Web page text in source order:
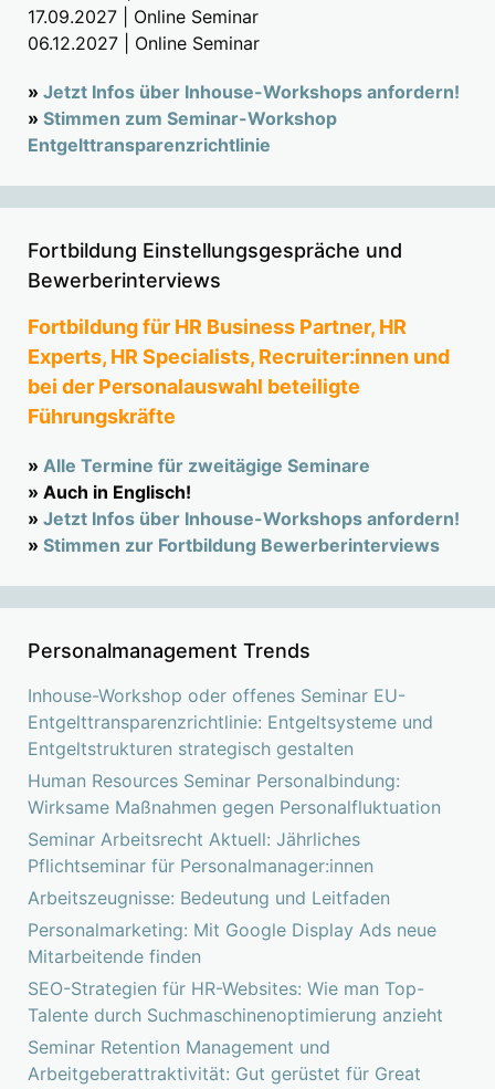
17.09.2027 | Online Seminar
06.12.2027 | Online Seminar
» Jetzt Infos über Inhouse-Workshops anfordern!
» Stimmen zum Seminar-Workshop
Entgelttransparenzrichtlinie
Fortbildung Einstellungsgespräche und
Bewerberinterviews
Fortbildung für HR Business Partner, HR
Experts, HR Specialists, Recruiter:innen und
bei der Personalauswahl beteiligte
Führungskräfte
» Alle Termine für zweitägige Seminare
» Auch in Englisch!
» Jetzt Infos über Inhouse-Workshops anfordern!
» Stimmen zur Fortbildung Bewerberinterviews
Personalmanagement Trends
Inhouse-Workshop oder offenes Seminar EU-
Entgelttransparenzrichtlinie: Entgeltsysteme und
Entgeltstrukturen strategisch gestalten
Human Resources Seminar Personalbindung:
Wirksame Maßnahmen gegen Personalfluktuation
Seminar Arbeitsrecht Aktuell: Jährliches
Pflichtseminar für Personalmanager:innen
Arbeitszeugnisse: Bedeutung und Leitfaden
Personalmarketing: Mit Google Display Ads neue
Mitarbeitende finden
SEO-Strategien für HR-Websites: Wie man Top-
Talente durch Suchmaschinenoptimierung anzieht
Seminar Retention Management und
Arbeitgeberattraktivität: Gut gerüstet für Great